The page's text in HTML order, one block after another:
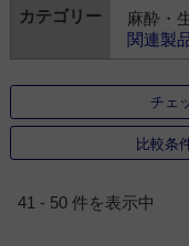
麻酔・
関連製
チェ
比較条
41 - 50 件を表示中